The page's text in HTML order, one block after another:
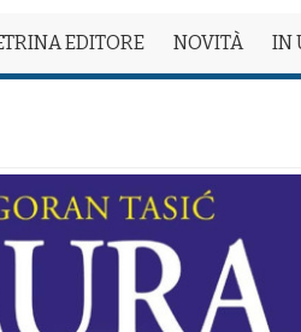
EDITORE NOVITÀ IN